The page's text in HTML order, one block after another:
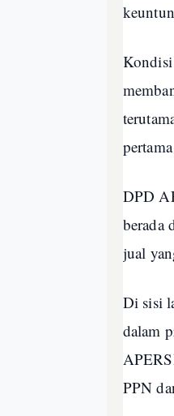
Kondisi
DPD
berada
jual
Di sisi
dalam
PPN